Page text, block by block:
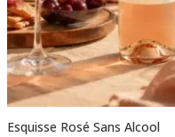
Esquisse Rosé Sans Alcool